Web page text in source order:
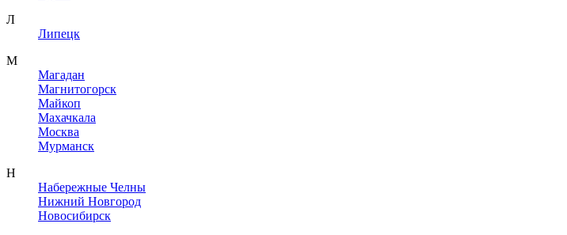
Л
Липецк
М
Магадан
Магнитогорск
Майкоп
Махачкала
Москва
Мурманск
Н
Набережные Челны
Нижний Новгород
Новосибирск